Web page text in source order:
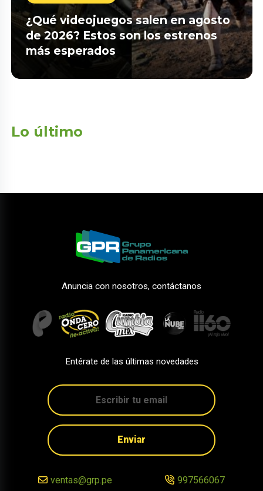
¿Qué videojuegos salen en agosto
de 2026? Estos son los estrenos
más esperados
Lo último
Anuncia con nosotros, contáctanos
Entérate de las últimas novedades
Enviar
ventas@grp.pe 997566067